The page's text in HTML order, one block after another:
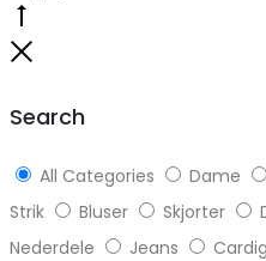
Search
All Categories Dame
Strik
Bluser Skjorter
Nederdele
Jeans